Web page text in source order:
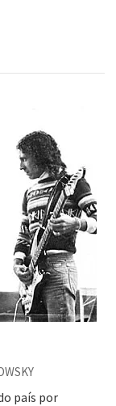
país por